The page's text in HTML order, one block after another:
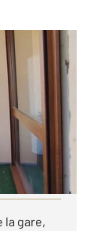
la gare,